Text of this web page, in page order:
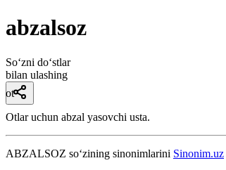
abzalsoz
So‘zni do‘stlar
bilan ulashing
ot
Otlar uchun abzal yasovchi usta.
ABZALSOZ so‘zining sinonimlarini Sinonim.uz